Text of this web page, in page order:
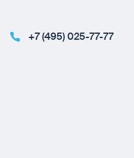
+7 (495) 025-77-77